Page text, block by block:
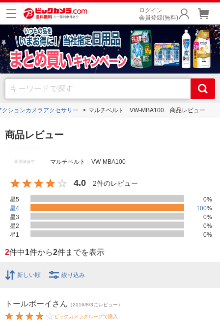
ログイン
会員登録(無料)
クションカメラアクセサリー マルチベルト VW-MBA100 商品レビュー
商品レビュー
マルチベルト VW-MBA100
4.0 2件のレビュー
星5 0%
星4
100%
星3
0%
星2
0%
星1
0%
2件中1件から2件までを表示
新しい順 絞り込み
トールボーイ さん （2016/8/3にレビュー）
ビックカメラグループで購入